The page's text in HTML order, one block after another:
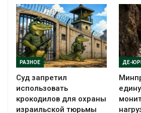
РАЗНОЕ
Суд запретил
использовать
крокодилов для охраны
израильской тюрьмы
ДЕ-